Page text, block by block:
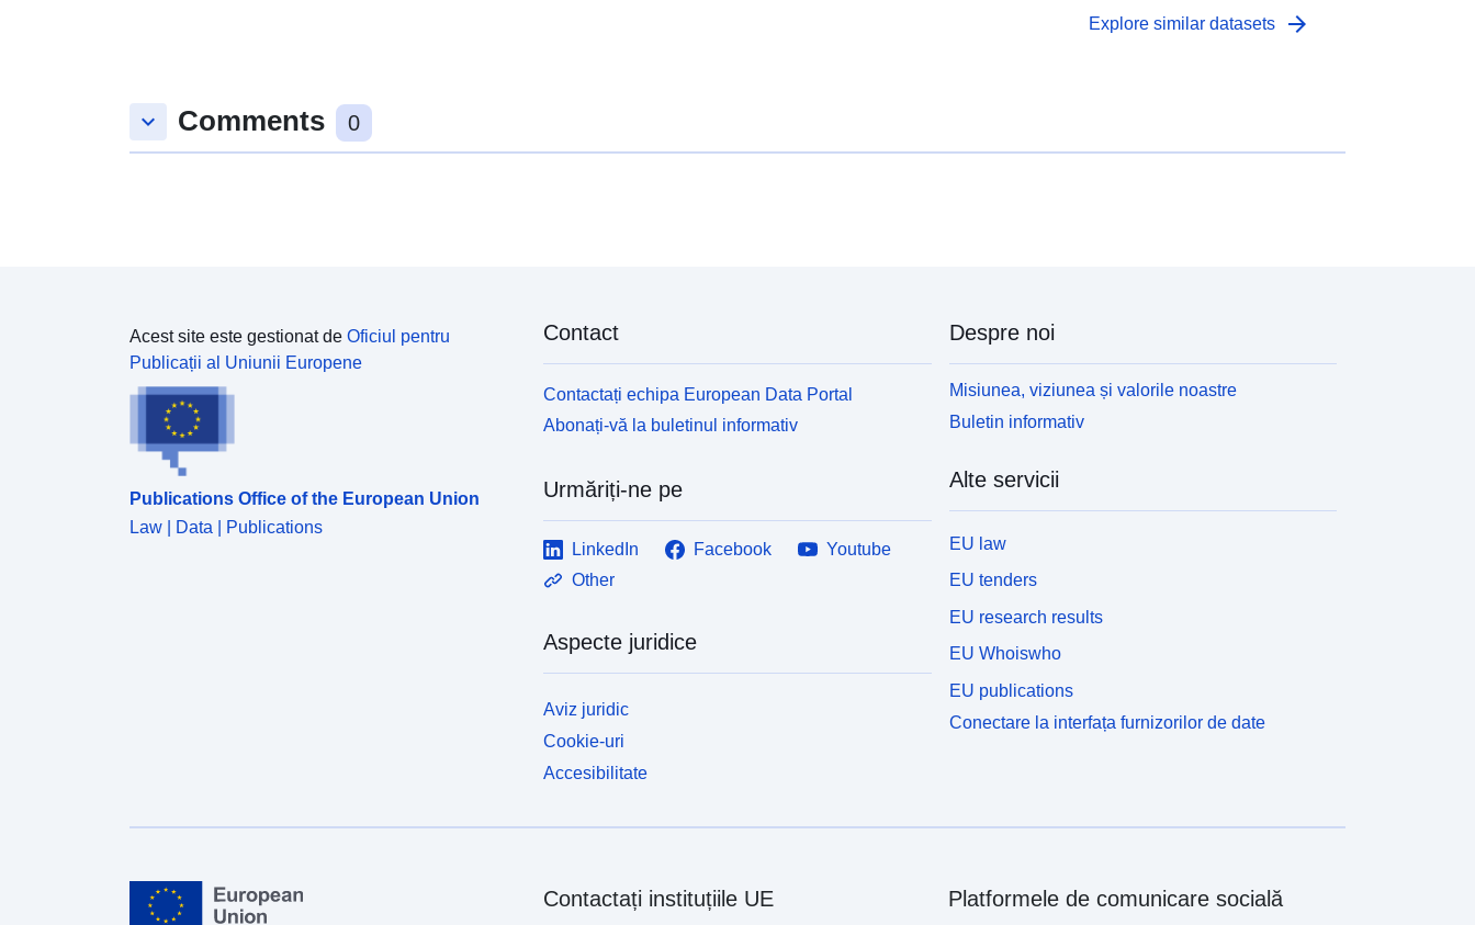
Explore similar datasets arrow_forward
keyboard_arrow_down Comments 0
Acest site este gestionat de Oficiul pentru
Publicații al Uniunii Europene
Publications Office of the European Union
Law | Data | Publications
Contact
Contactați echipa European Data Portal
Abonați-vă la buletinul informativ
Urmăriți-ne pe
LinkedIn Facebook
Youtube
Other
Aspecte juridice
Aviz juridic
Cookie-uri
Accesibilitate
Despre noi
Misiunea, viziunea și valorile noastre
Buletin informativ
Alte servicii
EU law
EU tenders
EU research results
EU Whoiswho
EU publications
Conectare la interfața furnizorilor de date
Contactați instituțiile UE Platformele de comunicare socială